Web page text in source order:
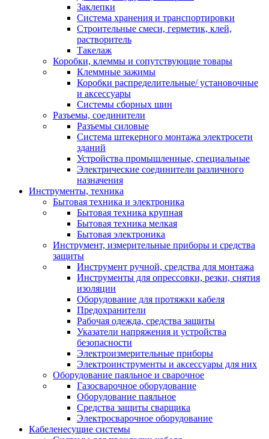
Заклепки
Система хранения и транспортировки
Строительные смеси, герметик, клей,
растворитель
Такелаж
Коробки, клеммы и сопутствующие товары
Клеммные зажимы
Коробки распределительные/ установочные
и аксессуары
Системы сборных шин
Разъемы, соединители
Разъемы силовые
Система штекерного монтажа электросети
зданий
Устройства промышленные, специальные
Электрические соединители различного
назначения
Инструменты, техника
Бытовая техника и электроника
Бытовая техника крупная
Бытовая техника мелкая
Бытовая электроника
Инструмент, измерительные приборы и средства
защиты
Инструмент ручной, средства для монтажа
Инструменты для опрессовки, резки, снятия
изоляции
Оборудование для протяжки кабеля
Предохранители
Рабочая одежда, средства защиты
Указатели напряжения и устройства
безопасности
Электроизмерительные приборы
Электроинструменты и аксессуары для них
Оборудование паяльное и сварочное
Газосварочное оборудование
Оборудование паяльное
Средства защиты сварщика
Электросварочное оборудование
Кабеленесущие системы